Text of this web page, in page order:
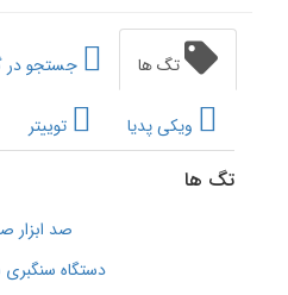
تگ ها جستجو در
ویکی پدیا توییتر
تگ ها
صد ابزار
دستگاه